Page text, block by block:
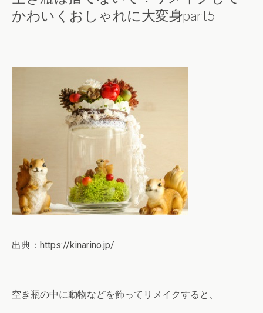
かわいくおしゃれに大変身part5
出典：https://kinarino.jp/
空き瓶の中に動物などを飾ってリメイクすると、